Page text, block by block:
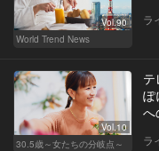
Vol.90
World Trend News
ラ
Vol.10
30.5歳～女たちの分岐点～
ぽ
へ
ラ